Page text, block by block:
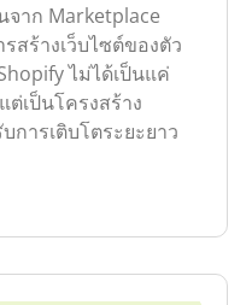
จาก Marketplace
สร้างเว็บไซต์ของตัว
ไม่ได้เป็นแค่
ต่เป็นโครงสร้าง
การเติบโตระยะยาว